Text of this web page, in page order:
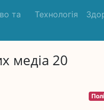
та
Технологія
медіа 20